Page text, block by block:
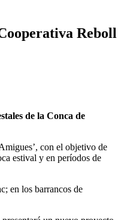
Reboll
de la Conca de
con el objetivo de
estival y en períodos de
en los barrancos de